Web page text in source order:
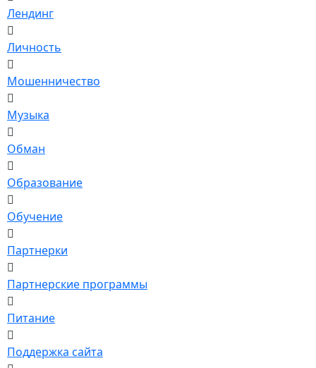
Лендинг
Личность
Мошенничество
Музыка
Обман
Образование
Обучение
Партнерки
Партнерские программы
Питание
Поддержка сайта